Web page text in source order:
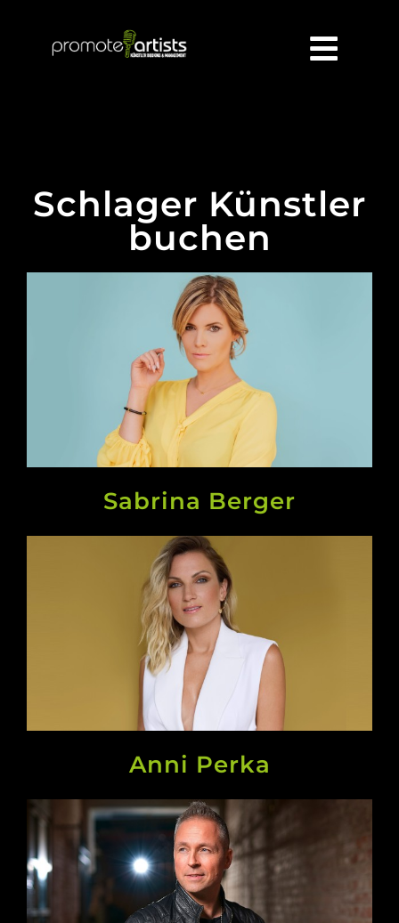
Schlager Künstler
buchen
Sabrina Berger
Anni Perka